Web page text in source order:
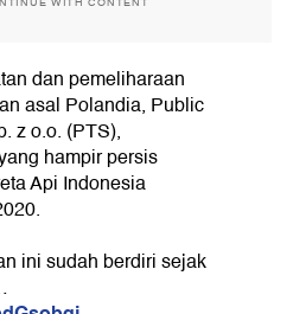
dan pemeliharaan
asal Polandia, Public
z o.o. (PTS),
hampir persis
Api Indonesia
ini sudah berdiri sejak